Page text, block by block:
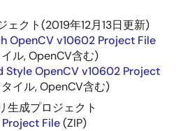
ェクト(2019年12月13日更新)
OpenCV v10602 Project File
ル, OpenCV含む)
Style OpenCV v10602 Project
イル, OpenCV含む)
生成プロジェクト
File(ZIP)